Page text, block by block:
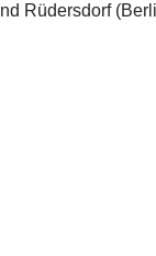
Rüdersdorf